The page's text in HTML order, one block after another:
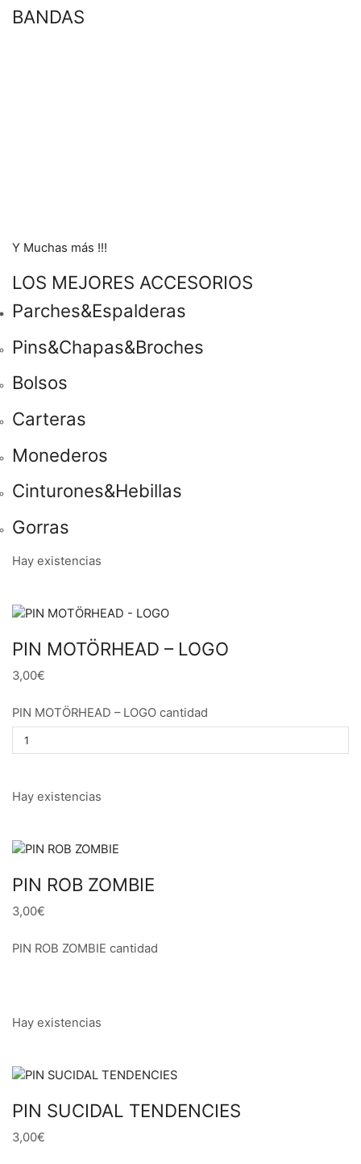
BANDAS
Y Muchas más !!!
LOS MEJORES ACCESORIOS
Parches&Espalderas
Pins&Chapas&Broches
Bolsos
Carteras
Monederos
Cinturones&Hebillas
Gorras
Hay existencias
PIN MOTÖRHEAD – LOGO
3,00€
PIN MOTÖRHEAD – LOGO cantidad
Hay existencias
PIN ROB ZOMBIE
3,00€
PIN ROB ZOMBIE cantidad
Hay existencias
PIN SUCIDAL TENDENCIES
3,00€